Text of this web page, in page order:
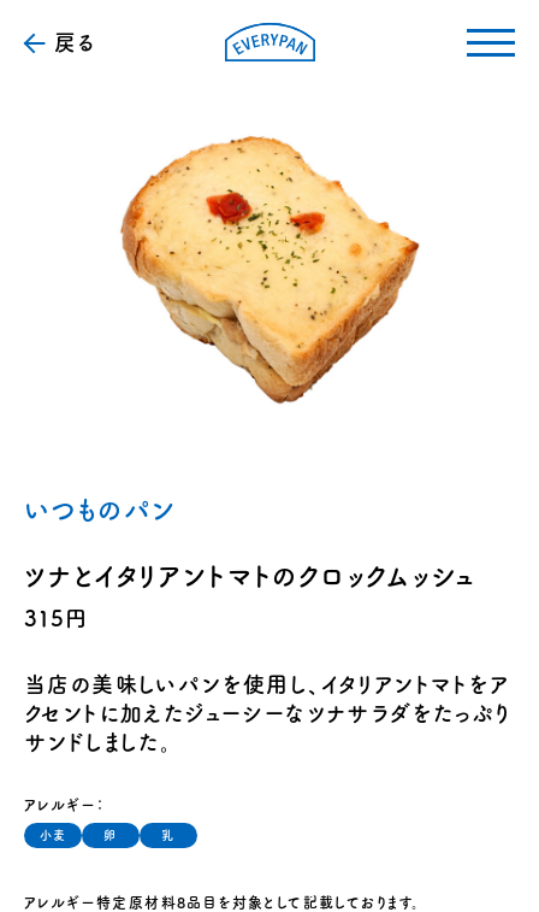
戻る
いつものパン
ツナとイタリアントマトのクロックムッシュ
315円
当店の美味しいパンを使用し、イタリアントマトをア
クセントに加えたジューシーなツナサラダをたっぷり
サンドしました。
アレルギー：
小麦 卵 乳
アレルギー特定原材料8品目を対象として記載しております。